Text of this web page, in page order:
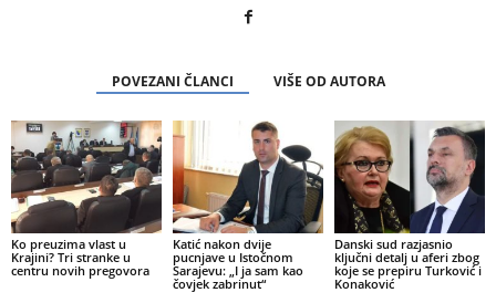
POVEZANI ČLANCI VIŠE OD AUTORA
Ko preuzima vlast u
Krajini? Tri stranke u
centru novih pregovora
Katić nakon dvije
pucnjave u Istočnom
Sarajevu: „I ja sam kao
čovjek zabrinut“
Danski sud razjasnio
ključni detalj u aferi zbog
koje se prepiru Turković i
Konaković